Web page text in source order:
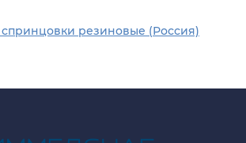
резиновые (Россия)